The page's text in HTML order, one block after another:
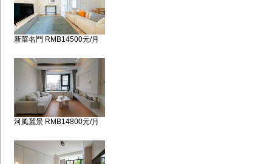
新華名門 RMB14500元/月
河風麗景 RMB14800元/月